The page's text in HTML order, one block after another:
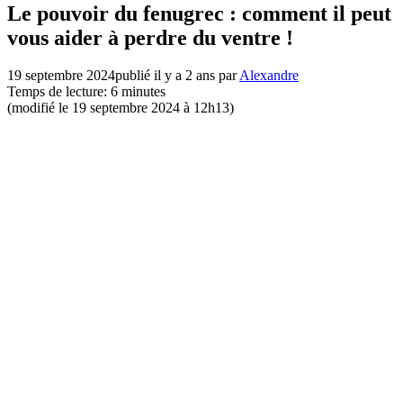
Le pouvoir du fenugrec : comment il peut
vous aider à perdre du ventre !
19 septembre 2024publié il y a 2 ans parAlexandre
Temps de lecture: 6 minutes
(modifié le 19 septembre 2024 à 12h13)